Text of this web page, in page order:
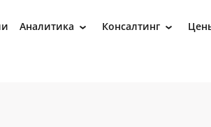
Аналитика › Консалтинг ›